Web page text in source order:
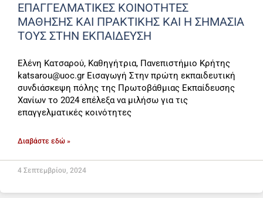
ΕΠΑΓΓΕΛΜΑΤΙΚΕΣ ΚΟΙΝΟΤΗΤΕΣ
ΜΑΘΗΣΗΣ ΚΑΙ ΠΡΑΚΤΙΚΗΣ ΚΑΙ Η ΣΗΜΑΣΙΑ
ΤΟΥΣ ΣΤΗΝ ΕΚΠΑΙΔΕΥΣΗ
Ελένη Κατσαρού, Καθηγήτρια, Πανεπιστήμιο Κρήτης
katsarou@uoc.gr Εισαγωγή Στην πρώτη εκπαιδευτική
συνδιάσκεψη πόλης της Πρωτοβάθμιας Εκπαίδευσης
Χανίων το 2024 επέλεξα να μιλήσω για τις
επαγγελματικές κοινότητες
Διαβάστε εδώ »
4 Σεπτεμβρίου, 2024